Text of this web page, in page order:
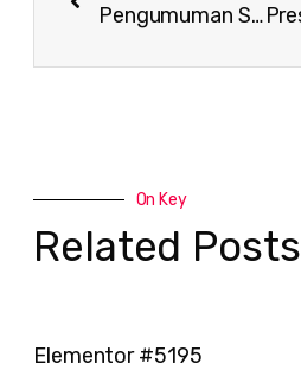
Pengumuman Seleksi Tahap I Olimpiade Temilreg dan Temilnas
On Key
Related Posts
Elementor #5195